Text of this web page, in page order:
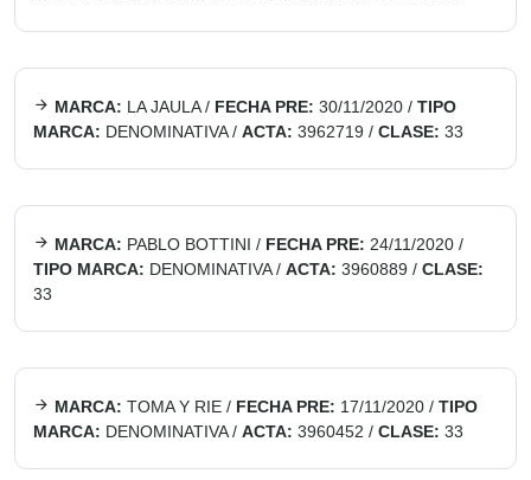
MARCA: LA JAULA/ FECHA PRE: 30/11/2020 / TIPO
MARCA: DENOMINATIVA/ ACTA: 3962719 / CLASE: 33
MARCA: PABLO BOTTINI / FECHA PRE: 24/11/2020 /
TIPO MARCA: DENOMINATIVA/ ACTA: 3960889 / CLASE:
33
MARCA: TOMA Y RIE / FECHA PRE: 17/11/2020 / TIPO
MARCA: DENOMINATIVA/ ACTA: 3960452 / CLASE: 33